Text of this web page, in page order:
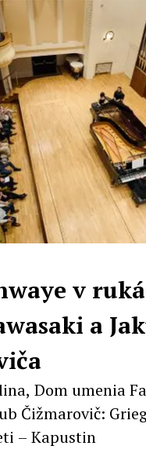
v
a
Dom umenia
Čižmarovič:
– Kapustin